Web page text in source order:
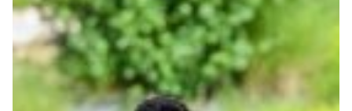
Prima squadra
Genoa for Special
Rappresentanza
Kit Gara 25/26